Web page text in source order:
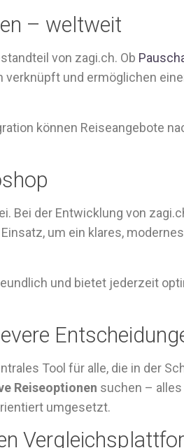
– weltweit
von zagi.ch. Ob
verknüpft und ermöglichen
können Reiseangebote
Bei der Entwicklung von
um ein klares,
und bietet jederzeit
Tool für alle, die in der
Reiseoptionen suchen –
umgesetzt.